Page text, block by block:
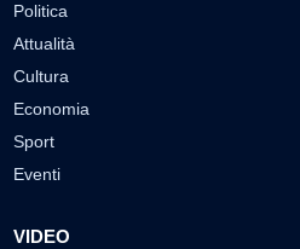
Politica
Attualità
Cultura
Economia
Sport
Eventi
VIDEO